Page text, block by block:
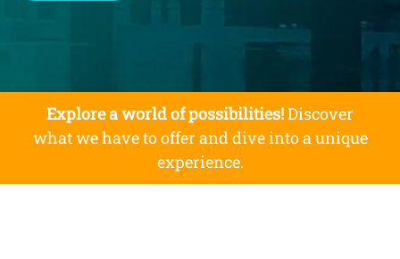
Explore a world of possibilities!Discover
what we have to offer and dive into a unique
experience.